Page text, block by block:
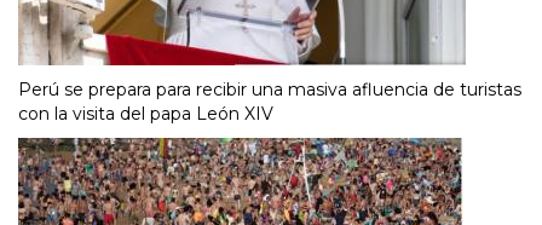
Perú se prepara para recibir una masiva afluencia de turistas
con la visita del papa León XIV